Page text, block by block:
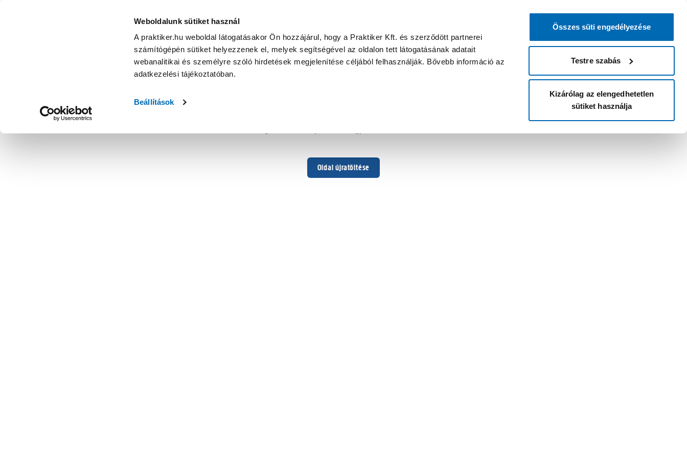
Weboldalunk sütiket használ
A praktiker.hu weboldal látogatásakor Ön hozzájárul, hogy a Praktiker Kft. és szerződött partnerei
számítógépén sütiket helyezzenek el, melyek segítségével az oldalon tett látogatásának adatait
webanalitikai és személyre szóló hirdetések megjelenítése céljából felhasználják. Bővebb információ az
adatkezelési tájékoztatóban.
Beállítások
Összes süti engedélyezése
Testre szabás
Kizárólag az elengedhetetlen
sütiket használja
Oldal újratöltése